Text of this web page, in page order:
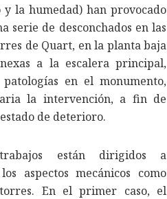
la humedad) han provocado
serie de desconchados en las
de Quart, en la planta baja
a la escalera principal,
en el monumento,
la intervención, a fin de
de deterioro.
están dirigidos a
aspectos mecánicos como
En el primer caso, el